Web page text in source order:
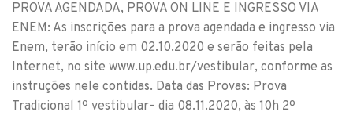
PROVA AGENDADA, PROVA ON LINE E INGRESSO VIA
ENEM: As inscrições para a prova agendada e ingresso via
Enem, terão início em 02.10.2020 e serão feitas pela
Internet, no site www.up.edu.br/vestibular, conforme as
instruções nele contidas. Data das Provas: Prova
Tradicional 1º vestibular– dia 08.11.2020, às 10h 2º